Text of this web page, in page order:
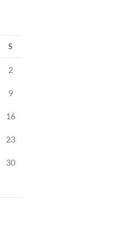
S
2
9
16
23
30